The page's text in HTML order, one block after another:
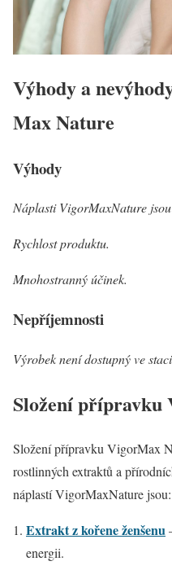
Výhody a
Max Nature
Výhody
Náplasti VigorMaxNature jsou
Rychlost produktu.
Mnohostranný účinek.
Nepříjemnosti
Výrobek není dostupný ve
Složení
Složení přípravku VigorMax
rostlinných extraktů a
náplastí VigorMaxNature jsou:
Extrakt z kořene ženšenu
energii.